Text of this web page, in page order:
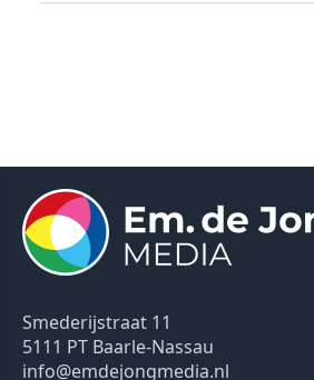
Smederijstraat 11
5111 PT Baarle-Nassau
info@emdejongmedia.nl